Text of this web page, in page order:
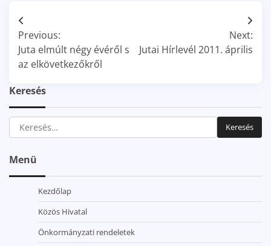
Bejegyzés
navigáció
Previous:
Juta elmúlt négy évéről s
az elkövetkezőkről
Next:
Jutai Hírlevél 2011. április
Keresés
Keresés:
Menü
Kezdőlap
Közös Hivatal
Önkormányzati rendeletek